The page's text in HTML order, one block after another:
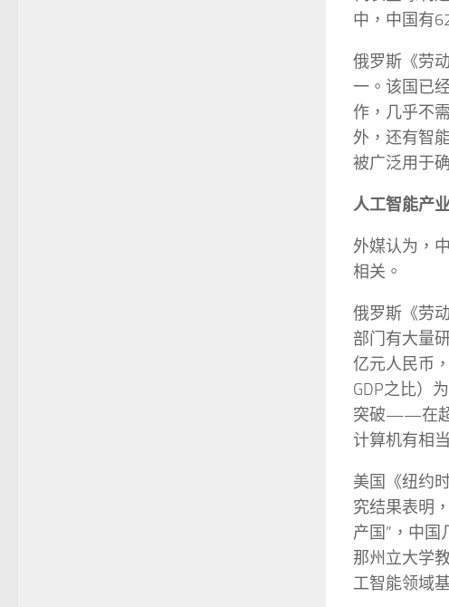
中，中国有
俄罗斯《劳
一。该国已
作，几乎不
外，还有智
被广泛用于
人工智能产
外媒认为，
相关。
俄罗斯《劳
部门有大量
亿元人民币
GDP之比）
突破——在超
计算机有相
美国《纽约
究结果表明
产国”，中
那州立大学
工智能领域